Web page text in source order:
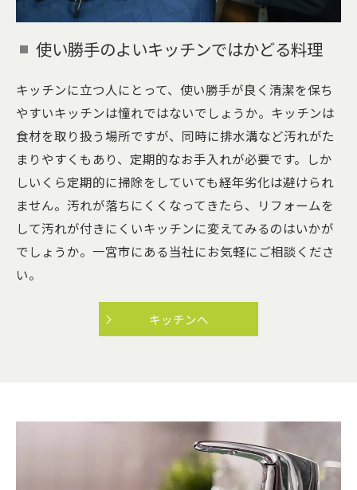
使い勝手のよいキッチンではかどる料理
キッチンに立つ人にとって、使い勝手が良く清潔を保ち
やすいキッチンは憧れではないでしょうか。キッチンは
食材を取り扱う場所ですが、同時に排水溝など汚れがた
まりやすくもあり、定期的なお手入れが必要です。しか
しいくら定期的に掃除をしていても経年劣化は避けられ
ません。汚れが落ちにくくなってきたら、リフォームを
して汚れが付きにくいキッチンに変えてみるのはいかが
でしょうか。一宮市にある当社にお気軽にご相談くださ
い。
キッチンへ